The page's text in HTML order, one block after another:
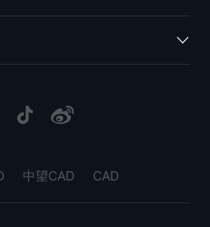
中望CAD CAD